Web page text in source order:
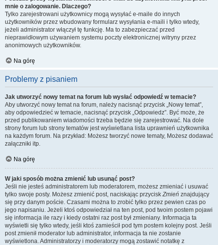
mnie o zalogowanie. Dlaczego?
Tylko zarejestrowani użytkownicy mogą wysyłać e-maile do innych
użytkowników przez wbudowany formularz wysyłania e-maili i tylko wtedy,
jeżeli administrator włączył tę funkcję. Ma to zabezpieczać przed
nieprawidłowym używaniem systemu poczty elektronicznej witryny przez
anonimowych użytkowników.
Na górę
Problemy z pisaniem
Jak utworzyć nowy temat na forum lub wysłać odpowiedź w temacie?
Aby utworzyć nowy temat na forum, należy nacisnąć przycisk „Nowy temat”,
aby odpowiedzieć w temacie, nacisnąć przycisk „Odpowiedz”. Być może, że
przed publikowaniem wiadomości trzeba będzie się zarejestrować. Na dole
strony forum lub strony tematów jest wyświetlana lista uprawnień użytkownika
na każdym forum. Na przykład: Możesz tworzyć nowe tematy, Możesz dodawać
załączniki itp.
Na górę
W jaki sposób można zmienić lub usunąć post?
Jeśli nie jesteś administratorem lub moderatorem, możesz zmieniać i usuwać
tylko swoje posty. Możesz zmienić post, naciskając przyciskZmień znajdujący
się przy danym poście. Czasami można to zrobić tylko przez pewien czas po
jego napisaniu. Jeżeli ktoś odpowiedział na ten post, pod twoim postem pojawi
się informacja ile razy i kiedy ostatni raz post był zmieniany. Informacja ta
wyświetli się tylko wtedy, jeśli ktoś zamieścił pod tym postem kolejny post. Jeśli
post zmienił moderator lub administrator, informacja ta nie zostanie
wyświetlona. Administratorzy i moderatorzy mogą zostawić notatkę z